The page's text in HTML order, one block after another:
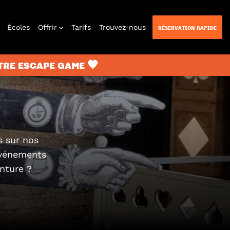
Quest
Écoles Offrir Tarifs Trouvez-nous RÉSERVATION RAPIDE
ESCAPE GAME 🖤
sur nos
?